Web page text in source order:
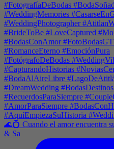
🌊💍 Cuando el amor encuentra
& Sa